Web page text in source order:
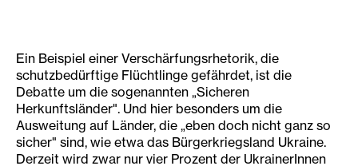
Ein Beispiel einer Verschärfungsrhetorik, die
schutzbedürftige Flüchtlinge gefährdet, ist die
Debatte um die sogenannten „Sicheren
Herkunftsländer". Und hier besonders um die
Ausweitung auf Länder, die „eben doch nicht ganz so
sicher" sind, wie etwa das Bürgerkriegsland Ukraine.
Derzeit wird zwar nur vier Prozent der UkrainerInnen